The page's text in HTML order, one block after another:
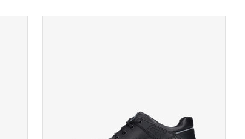
TOON PRODUCTPAGINA